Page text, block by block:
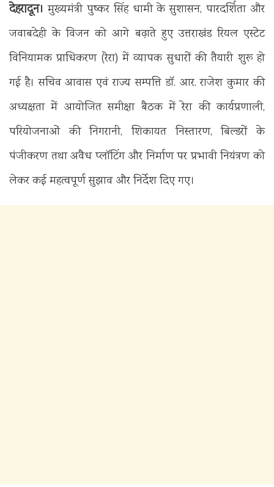
देहरादून। मुख्यमंत्री पुष्कर सिंह धामी के सुशासन, पारदर्शिता और
जवाबदेही के विजन को आगे बढ़ाते हुए उत्तराखंड रियल एस्टेट
विनियामक प्राधिकरण (रेरा) में व्यापक सुधारों की तैयारी शुरू हो
गई है। सचिव आवास एवं राज्य सम्पत्ति डॉ. आर. राजेश कुमार की
अध्यक्षता में आयोजित समीक्षा बैठक में रेरा की कार्यप्रणाली,
परियोजनाओं की निगरानी, शिकायत निस्तारण, बिल्डरों के
पंजीकरण तथा अवैध प्लॉटिंग और निर्माण पर प्रभावी नियंत्रण को
लेकर कई महत्वपूर्ण सुझाव और निर्देश दिए गए।